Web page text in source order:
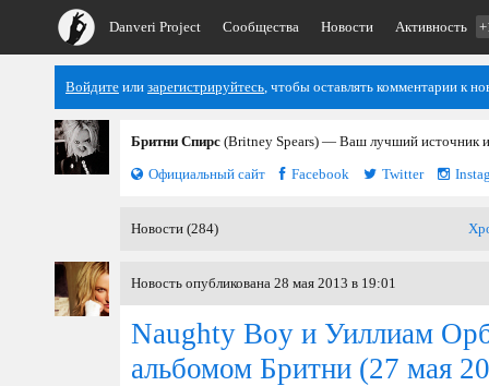
Danveri Project Сообщества Новости Активность
Войдите или зарегистрируйтесь, чтобы оставлять комментарии к
Бритни Спирс (Britney Spears) — Ваш лучший источник
Официальный сайт
Facebook Twitter
Новости (284)
Новость опубликована 28 мая 2013 в 19:01
Naughty Boy и Уиллиам
альбомом Бритни (27 мая